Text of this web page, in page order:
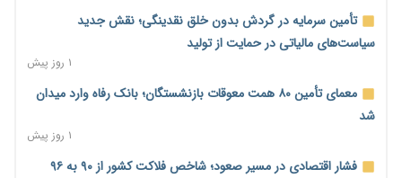
تأمین سرمایه در گردش بدون خلق نقدینگی؛ نقش جدید
سیاست‌های مالیاتی در حمایت از تولید
۱ روز پیش
معمای تأمین ۸۰ همت معوقات بازنشستگان؛ بانک رفاه وارد میدان
شد
۱ روز پیش
فشار اقتصادی در مسیر صعود؛ شاخص فلاکت کشور از ۹۰ به ۹۶